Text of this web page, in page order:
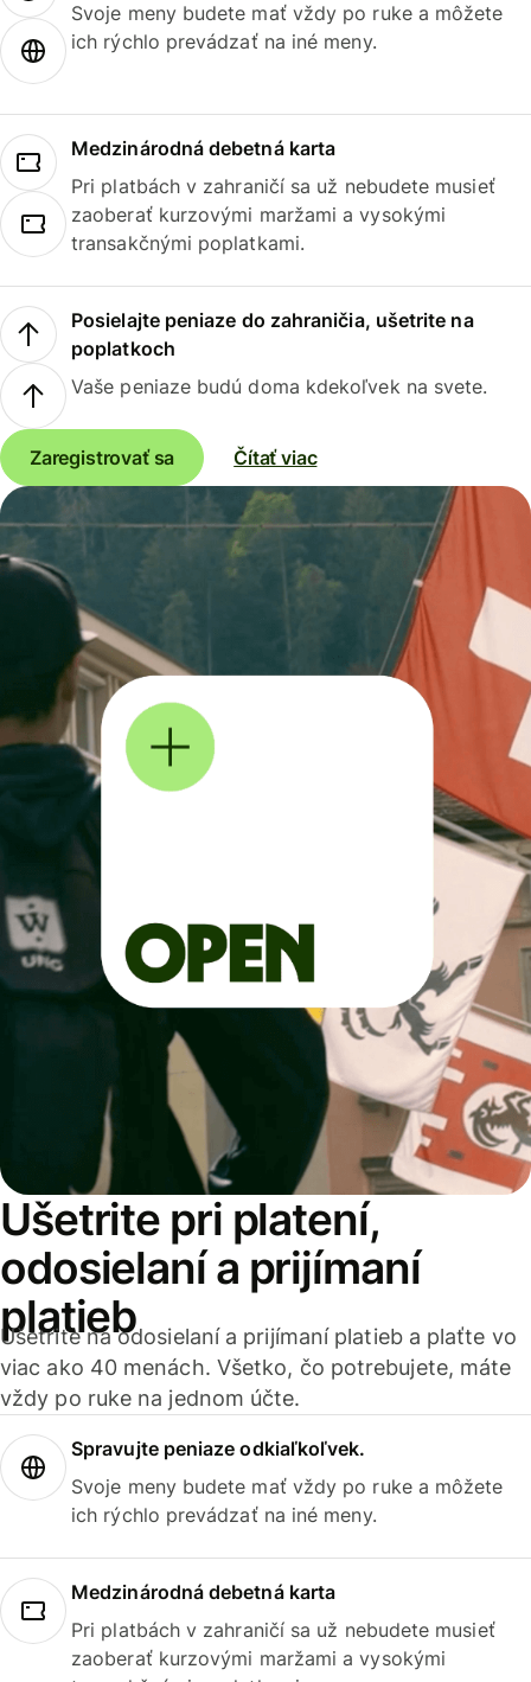
Svoje meny budete mať vždy po ruke a môžete
ich rýchlo prevádzať na iné meny.
Medzinárodná debetná karta
Pri platbách v zahraničí sa už nebudete musieť
zaoberať kurzovými maržami a vysokými
transakčnými poplatkami.
Posielajte peniaze do zahraničia, ušetrite na
poplatkoch
Vaše peniaze budú doma kdekoľvek na svete.
Zaregistrovať sa Čítať viac
Ušetrite pri platení,
odosielaní a prijímaní
platieb
Ušetrite na odosielaní a prijímaní platieb a plaťte vo
viac ako 40 menách. Všetko, čo potrebujete, máte
vždy po ruke na jednom účte.
Spravujte peniaze odkiaľkoľvek.
Svoje meny budete mať vždy po ruke a môžete
ich rýchlo prevádzať na iné meny.
Medzinárodná debetná karta
Pri platbách v zahraničí sa už nebudete musieť
zaoberať kurzovými maržami a vysokými